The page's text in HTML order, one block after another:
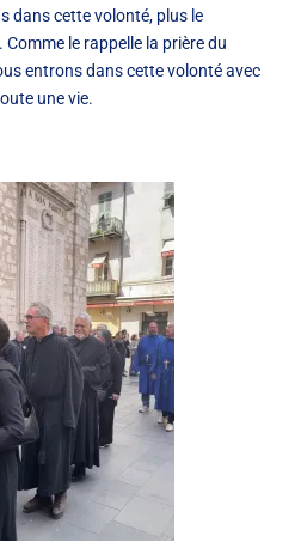
dans cette volonté, plus le
le rappelle la prière du
entrons dans cette volonté avec
une vie.